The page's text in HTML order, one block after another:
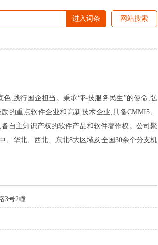
进入词条 网站搜索
,践行国企担当。秉承“科技服务民生”的使命,弘
的重点软件企业和高新技术企业,具备CMMI5、
自主知识产权的软件产品和软件著作权。公司聚
、华北、西北、东北8大区域及全国30余个分支机
3号2幢